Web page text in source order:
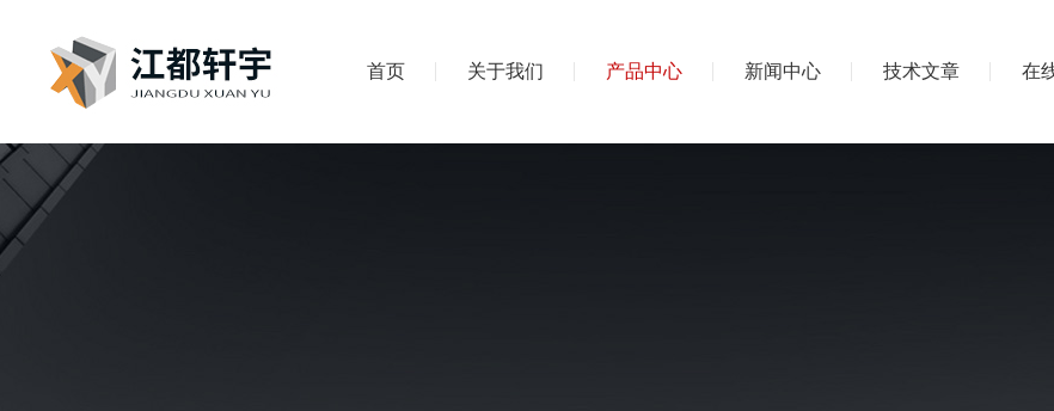
首页 关于我们 产品中心 新闻中心 技术文章 在